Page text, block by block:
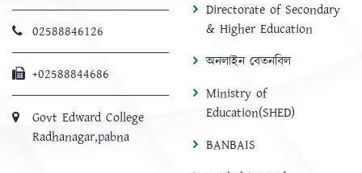
02588846126
+02588844686
Govt Edward College
Radhanagar,pabna
Directorate of Secondary
& Higher Education
অনলাইন বেতনবিল
Ministry of
Education(SHED)
BANBAIS